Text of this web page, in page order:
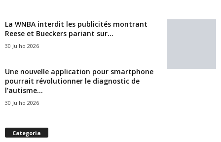
La WNBA interdit les publicités montrant
Reese et Bueckers pariant sur...
30 Julho 2026
Une nouvelle application pour smartphone
pourrait révolutionner le diagnostic de
l’autisme...
30 Julho 2026
Categoria